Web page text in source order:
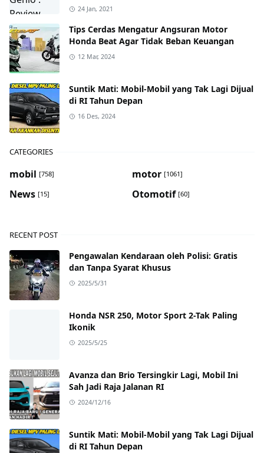
24 Jan, 2021
Tips Cerdas Mengatur Angsuran Motor
Honda Beat Agar Tidak Beban Keuangan
12 Mar, 2024
Suntik Mati: Mobil-Mobil yang Tak Lagi Dijual
di RI Tahun Depan
16 Des, 2024
CATEGORIES
mobil [758] motor [1061]
News [15] Otomotif [60]
RECENT POST
Pengawalan Kendaraan oleh Polisi: Gratis
dan Tanpa Syarat Khusus
2025/5/31
Honda NSR 250, Motor Sport 2-Tak Paling
Ikonik
2025/5/25
Avanza dan Brio Tersingkir Lagi, Mobil Ini
Sah Jadi Raja Jalanan RI
2024/12/16
Suntik Mati: Mobil-Mobil yang Tak Lagi Dijual
di RI Tahun Depan